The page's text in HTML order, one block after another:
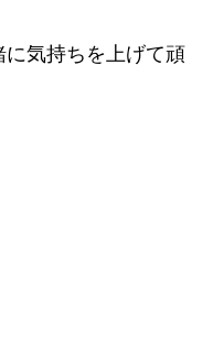
気持ちを上げて頑